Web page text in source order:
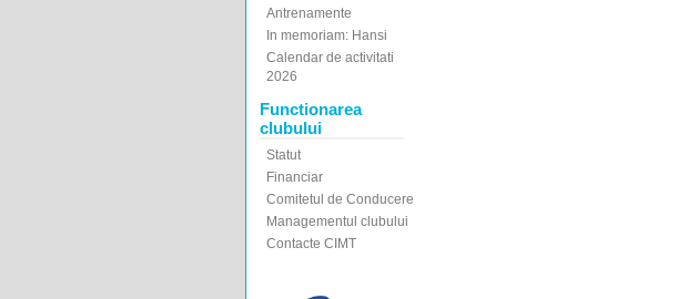
Antrenamente
In memoriam: Hansi
Calendar de activitati
2026
Functionarea
clubului
Statut
Financiar
Comitetul de Conducere
Managementul clubului
Contacte CIMT